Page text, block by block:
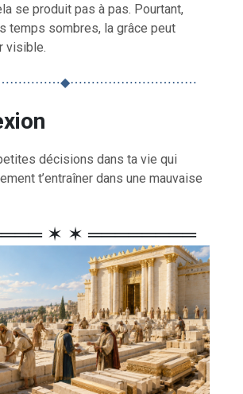
se produit pas à pas. Pourtant,
temps sombres, la grâce peut
visible.
décisions dans ta vie qui
t’entraîner dans une mauvaise
✶ ✶ ════════